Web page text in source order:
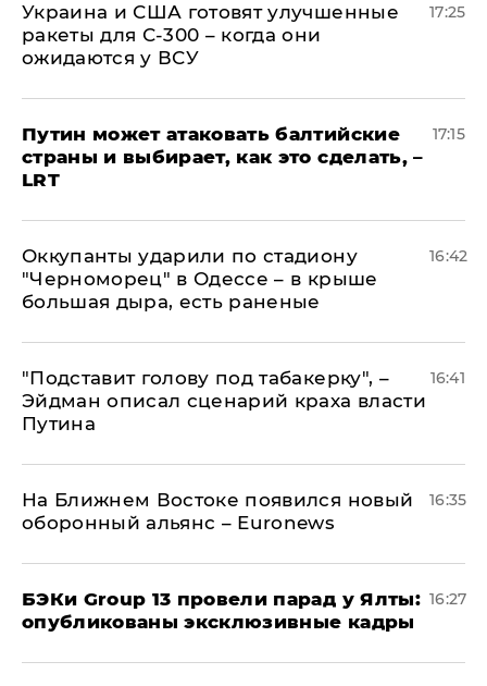
Украина и США готовят улучшенные
ракеты для С-300 – когда они
ожидаются у ВСУ
17:25
Путин может атаковать балтийские
страны и выбирает, как это сделать, –
LRT
17:15
Оккупанты ударили по стадиону
"Черноморец" в Одессе – в крыше
большая дыра, есть раненые
16:42
​"Подставит голову под табакерку", –
Эйдман описал сценарий краха власти
Путина
16:41
На Ближнем Востоке появился новый
оборонный альянс – Euronews
16:35
​БЭКи Group 13 провели парад у Ялты:
опубликованы эксклюзивные кадры
16:27